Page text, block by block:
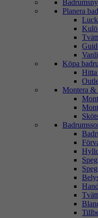
Planera
Köpa
Hitta
Montera &